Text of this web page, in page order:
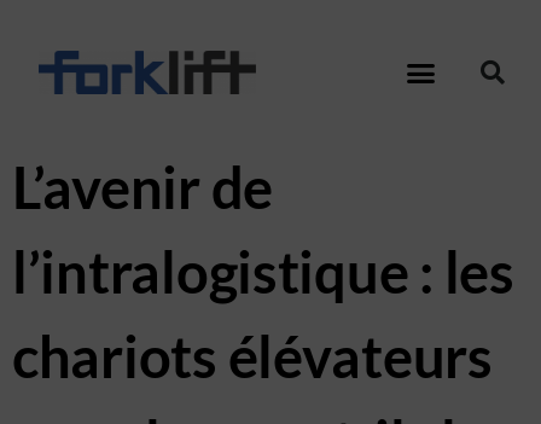
L’avenir de
l’intralogistique : les
chariots élévateurs